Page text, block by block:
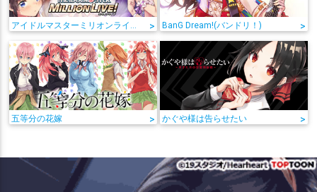
> BanG Dream!(バンドリ！) >
五等分の花嫁 > かぐや様は告らせたい >